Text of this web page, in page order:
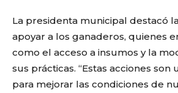
La presidenta municipal destacó
apoyar a los ganaderos, quienes
como el acceso a insumos y la
sus prácticas. “Estas acciones son
para mejorar las condiciones de